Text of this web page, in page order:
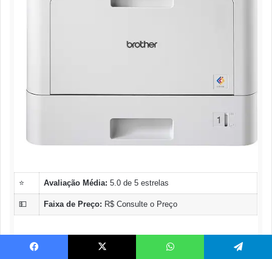
⭐ Avaliação Média: 5.0 de 5 estrelas
💵 Faixa de Preço: R$ Consulte o Preço
Compre na Amazon